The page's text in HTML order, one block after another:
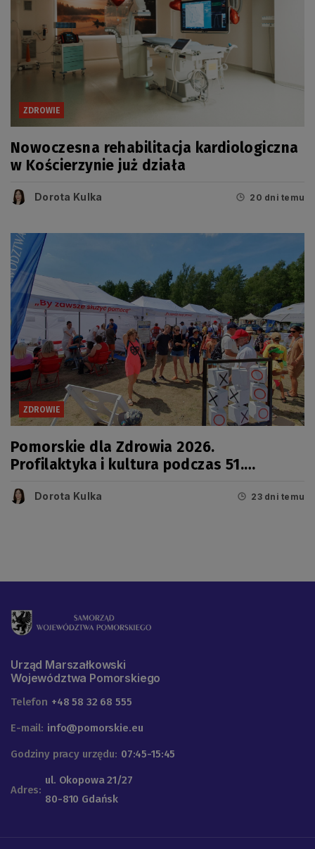
ZDROWIE
Nowoczesna rehabilitacja kardiologiczna
w Kościerzynie już działa
Dorota Kulka 20 dni temu
ZDROWIE
Pomorskie dla Zdrowia 2026.
Profilaktyka i kultura podczas 51.
Dorota Kulka 23 dni temu
Urząd Marszałkowski
Województwa Pomorskiego
Telefon +48 58 32 68 555
E-mail: info@pomorskie.eu
Godziny pracy urzędu: 07:45-15:45
Adres:
ul. Okopowa 21/27
80-810 Gdańsk